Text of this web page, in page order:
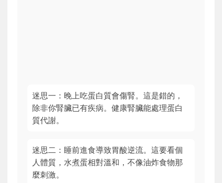
迷思一：晚上吃蛋白質會傷腎。這是錯的，
除非你腎臟已有疾病。健康腎臟能處理蛋白
質代謝。
迷思二：睡前進食導致胃酸逆流。這要看個
人體質，水煮蛋相對溫和，不像油炸食物那
麼刺激。